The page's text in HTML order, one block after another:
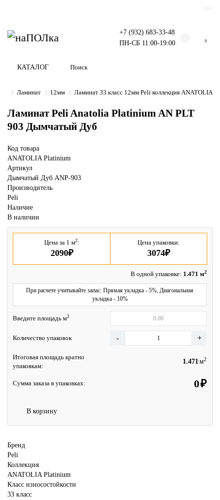
+7 (932) 683-33-48
ПН-СБ 11:00-19:00
0
КАТАЛОГ
Ламинат 12мм Ламинат 33 класс 12мм Peli коллекция ANATOLIA
Ламинат Peli Anatolia Platinium AN PLT
903 Дымчатый Дуб
Код товара
ANATOLIA Platinium
Артикул
Дымчатый Дуб ANP-903
Производитель
Peli
Наличие
В наличии
Цена за 1 м2:
2090₽
Цена упаковки:
3074₽
В одной упаковке: 1.471 м2
При расчете учитывайте запас: Прямая укладка - 5%, Диагональная
укладка - 10%
Введите площадь м2
Количество упаковок
Итоговая площадь кратно
упаковкам:
м2
Сумма заказа в упаковках: ₽
В корзину
Бренд
Peli
Коллекция
ANATOLIA Platinium
Класс износостойкости
33 класс